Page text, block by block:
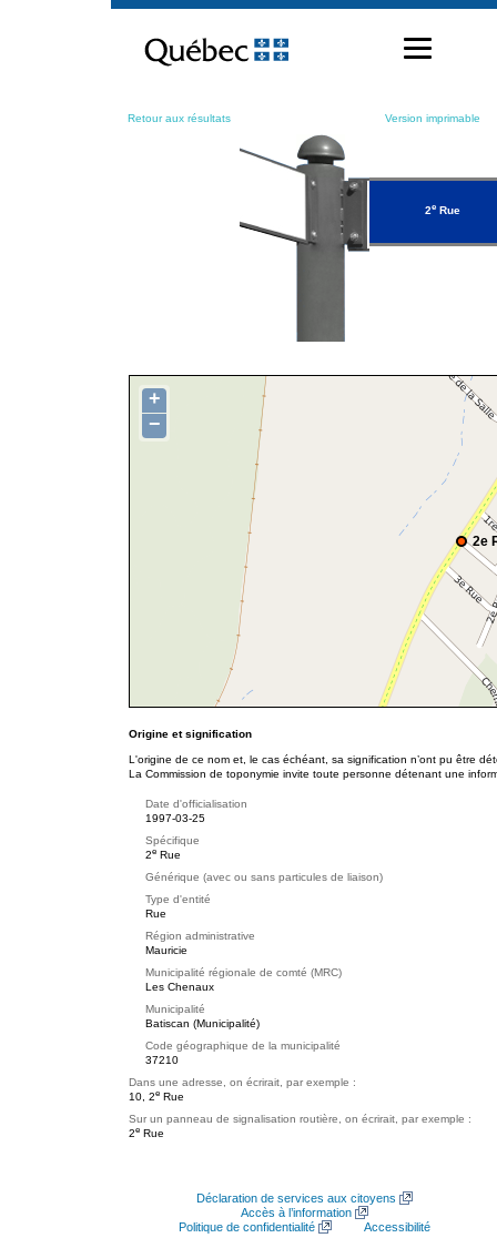
contenu
Retour aux résultats Version imprimable
2eRue
2e
+
−
Origine et signification
L'origine de ce nom et, le cas échéant, sa signification n’ont pu être
La Commission de toponymie invite toute personne détenant une
Date d'officialisation
1997-03-25
Spécifique
2e Rue
Générique (avec ou sans particules de liaison)
Type d'entité
Rue
Région administrative
Mauricie
Municipalité régionale de comté (MRC)
Les Chenaux
Municipalité
Batiscan (Municipalité)
Code géographique de la municipalité
37210
Dans une adresse, on écrirait, par exemple :
10, 2e Rue
Sur un panneau de signalisation routière, on écrirait, par exemple :
2e Rue
Déclaration de services aux citoyens
Accès à l’information
Politique de confidentialité
Accessibilité